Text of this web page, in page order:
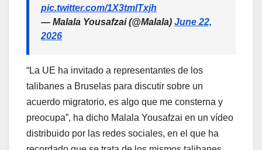
pic.twitter.com/1X3tmlTxjh
— Malala Yousafzai (@Malala) June 22,
2026
“La UE ha invitado a representantes de los
talibanes a Bruselas para discutir sobre un
acuerdo migratorio, es algo que me consterna y
preocupa”, ha dicho Malala Yousafzai en un vídeo
distribuido por las redes sociales, en el que ha